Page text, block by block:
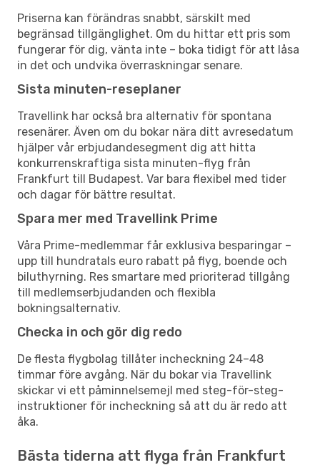
Priserna kan förändras snabbt, särskilt med
begränsad tillgänglighet. Om du hittar ett pris som
fungerar för dig, vänta inte – boka tidigt för att låsa
in det och undvika överraskningar senare.
Sista minuten-reseplaner
Travellink har också bra alternativ för spontana
resenärer. Även om du bokar nära ditt avresedatum
hjälper vår erbjudandesegment dig att hitta
konkurrenskraftiga sista minuten-flyg från
Frankfurt till Budapest. Var bara flexibel med tider
och dagar för bättre resultat.
Spara mer med Travellink Prime
Våra Prime-medlemmar får exklusiva besparingar –
upp till hundratals euro rabatt på flyg, boende och
biluthyrning. Res smartare med prioriterad tillgång
till medlemserbjudanden och flexibla
bokningsalternativ.
Checka in och gör dig redo
De flesta flygbolag tillåter incheckning 24–48
timmar före avgång. När du bokar via Travellink
skickar vi ett påminnelsemejl med steg-för-steg-
instruktioner för incheckning så att du är redo att
åka.
Bästa tiderna att flyga från Frankfurt